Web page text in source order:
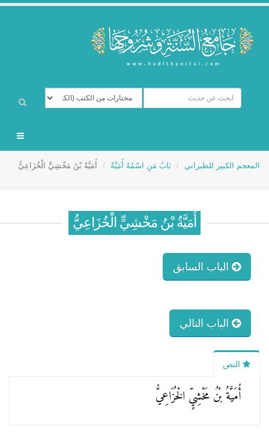
المعجم الكبير للطبراني بَابُ مَنِ اسْمُهُ أُمَيَّةُ أُمَيَّةُ بْنُ مَخْشِيٍّ الْخُزَاعِيُّ
أُمَيَّةُ بْنُ مَخْشِيٍّ الْخُزَاعِيُّ
الباب السابق
الباب التالي
النص
أُمَيَّةُ بْنُ مَخْشِيٍّ الْخُزَاعِيُّ